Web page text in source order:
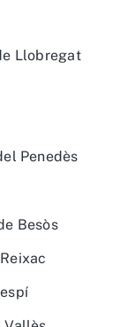
Llobregat
Penedès
Besòs